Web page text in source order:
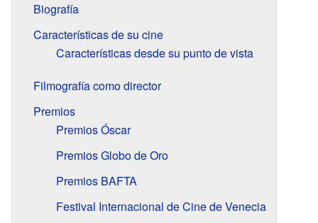
Biografía
Características de su cine
Características desde su punto de vista
Filmografía como director
Premios
Premios Óscar
Premios Globo de Oro
Premios BAFTA
Festival Internacional de Cine de Venecia